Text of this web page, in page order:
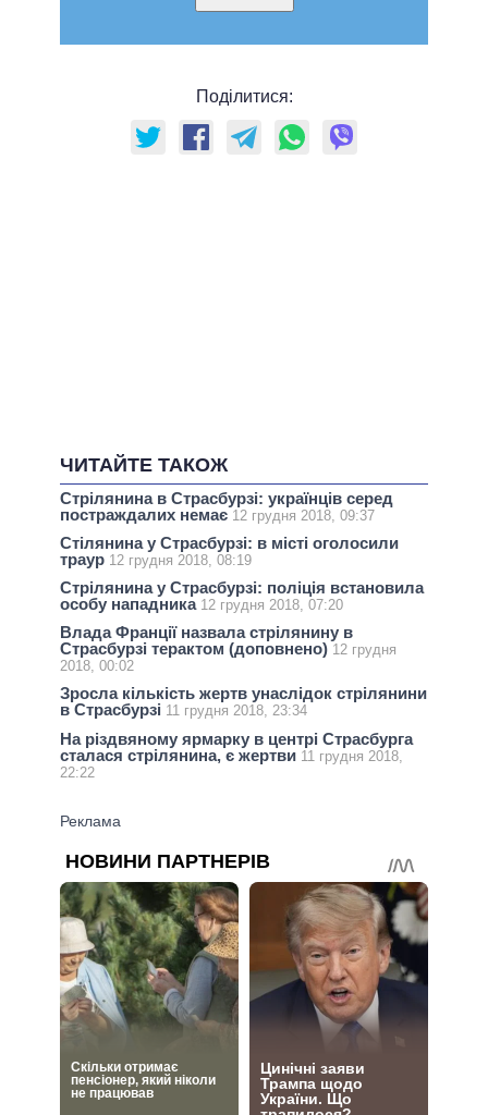
Поділитися:
ЧИТАЙТЕ ТАКОЖ
Стрілянина в Страсбурзі: українців серед
постраждалих немає 12 грудня 2018, 09:37
Стілянина у Страсбурзі: в місті оголосили
траур 12 грудня 2018, 08:19
Стрілянина у Страсбурзі: поліція встановила
особу нападника 12 грудня 2018, 07:20
Влада Франції назвала стрілянину в
Страсбурзі терактом (доповнено) 12 грудня
2018, 00:02
Зросла кількість жертв унаслідок стрілянини
в Страсбурзі 11 грудня 2018, 23:34
На різдвяному ярмарку в центрі Страсбурга
сталася стрілянина, є жертви 11 грудня 2018,
22:22